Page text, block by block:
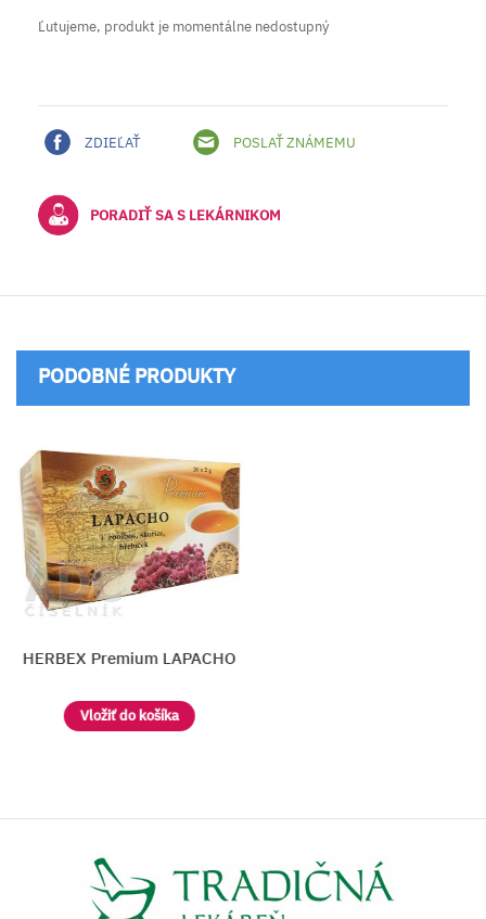
Ľutujeme, produkt je momentálne nedostupný
ZDIEĽAŤ POSLAŤ ZNÁMEMU
PORADIŤ SA S LEKÁRNIKOM
PODOBNÉ PRODUKTY
HERBEX Premium LAPACHO
Vložiť do košíka